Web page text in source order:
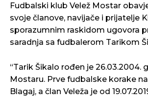
Fudbalski klub Velež Mostar
svoje članove, navijače i prijatelje
sporazumnim raskidom ugovora
saradnja sa fudbalerom Tarikom
“Tarik Šikalo rođen je 26.03.2004.
Mostaru. Prve fudbalske korake
Blagaj, a član Veleža je od